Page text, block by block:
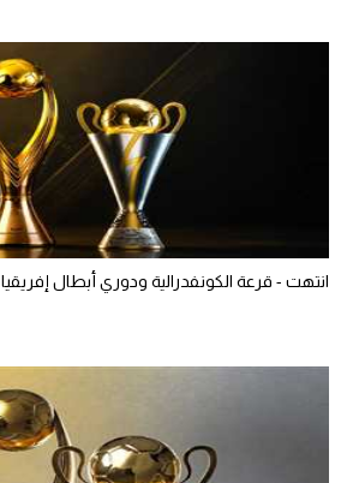
انتهت - قرعة الكونفدرالية ودوري أبطال إفريقيا